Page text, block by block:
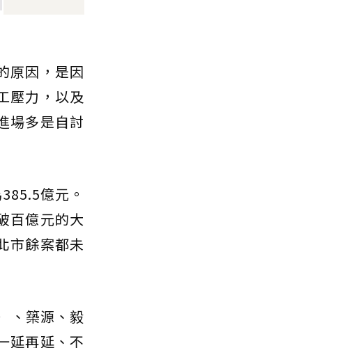
原因，是因
壓力，以及
場多是自討
億元。
百億元的大
市餘案都未
、築源、毅
延再延、不